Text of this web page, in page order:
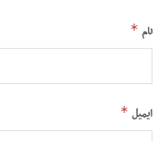
نام *
ایمیل *